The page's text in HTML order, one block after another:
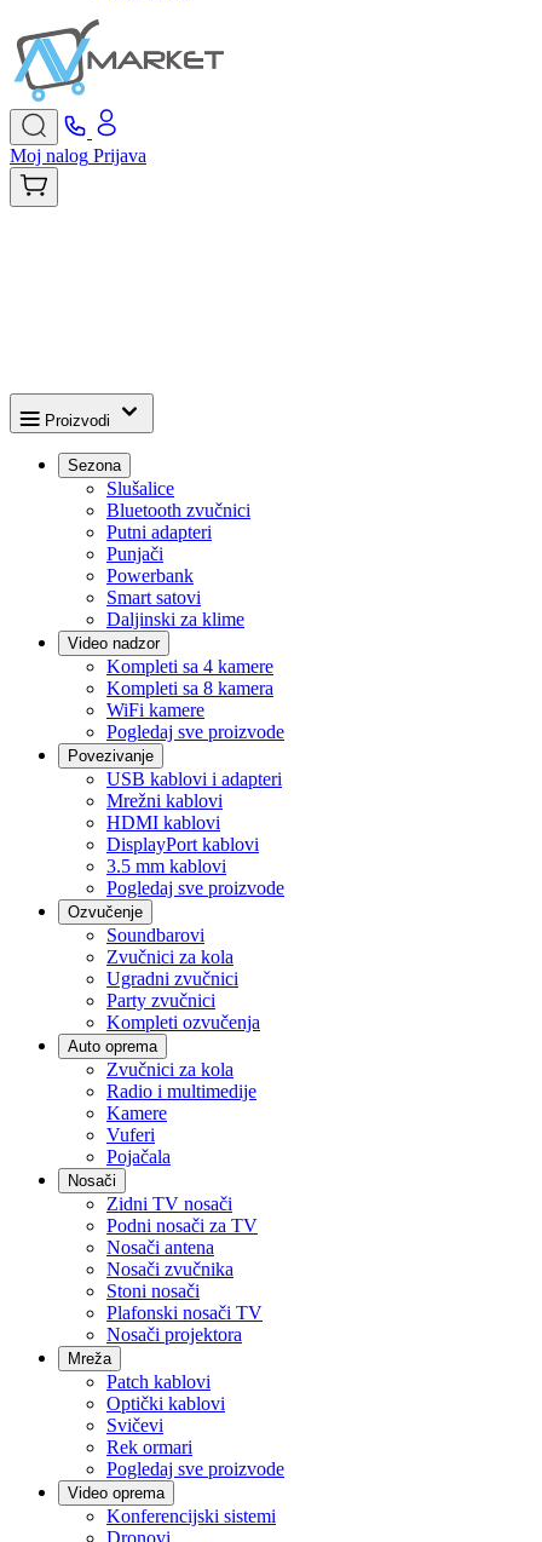
Moj nalog Prijava
Proizvodi
Sezona
Slušalice
Bluetooth zvučnici
Putni adapteri
Punjači
Powerbank
Smart satovi
Daljinski za klime
Video nadzor
Kompleti sa 4 kamere
Kompleti sa 8 kamera
WiFi kamere
Pogledaj sve proizvode
Povezivanje
USB kablovi i adapteri
Mrežni kablovi
HDMI kablovi
DisplayPort kablovi
3.5 mm kablovi
Pogledaj sve proizvode
Ozvučenje
Soundbarovi
Zvučnici za kola
Ugradni zvučnici
Party zvučnici
Kompleti ozvučenja
Auto oprema
Zvučnici za kola
Radio i multimedije
Kamere
Vuferi
Pojačala
Nosači
Zidni TV nosači
Podni nosači za TV
Nosači antena
Nosači zvučnika
Stoni nosači
Plafonski nosači TV
Nosači projektora
Mreža
Patch kablovi
Optički kablovi
Svičevi
Rek ormari
Pogledaj sve proizvode
Video oprema
Konferencijski sistemi
Dronovi